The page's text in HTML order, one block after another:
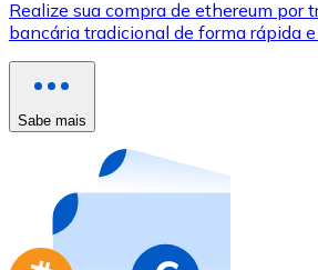
Use cartões Visa e Mastercard
Comprar com cartão
Compre cartões-presente das
Ir para a loja de cartões-presente
Realize sua compra de ethereum por
bancária tradicional de forma rápida e
Sabe mais